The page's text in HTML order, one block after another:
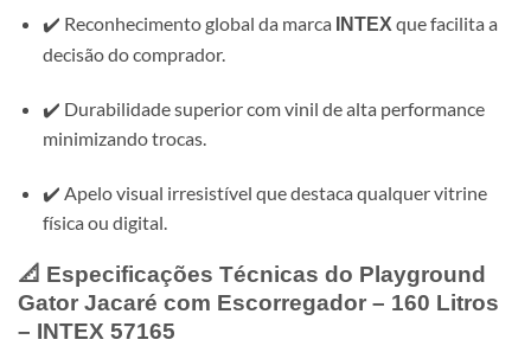
✔️ Reconhecimento global da marca INTEX que facilita a
decisão do comprador.
✔️ Durabilidade superior com vinil de alta performance
minimizando trocas.
✔️ Apelo visual irresistível que destaca qualquer vitrine
física ou digital.
📐 Especificações Técnicas do Playground
Gator Jacaré com Escorregador – 160 Litros
– INTEX 57165